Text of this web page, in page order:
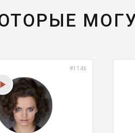
#1146